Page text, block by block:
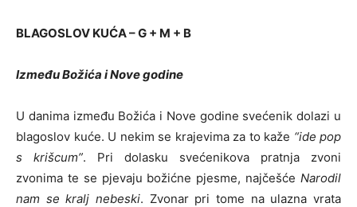
BLAGOSLOV KUĆA – G + M + B
Između Božića i Nove godine
U danima između Božića i Nove godine svećenik dolazi u
blagoslov kuće. U nekim se krajevima za to kaže “ide pop
s krišcum”. Pri dolasku svećenikova pratnja zvoni
zvonima te se pjevaju božićne pjesme, najčešće Narodil
nam se kralj nebeski. Zvonar pri tome na ulazna vrata